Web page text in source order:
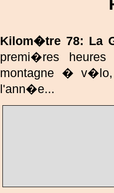
Kilom�tre 78: La
premi�res
montagne �
l'ann�e...